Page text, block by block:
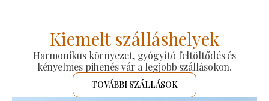
Kiemelt szálláshelyek
Harmonikus környezet, gyógyító feltöltődés és
kényelmes pihenés vár a legjobb szállásokon.
TOVÁBBI SZÁLLÁSOK